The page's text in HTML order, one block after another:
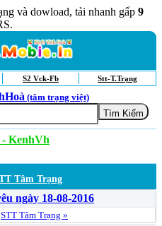
và dowload, tải nhanh gấp 9
S2 Vck-Fb Stt-T.Trạng
(tâm trạng việt)
- KenhVh
Tâm Trạng
ngày 18-08-2016
STT Tâm Trạng »